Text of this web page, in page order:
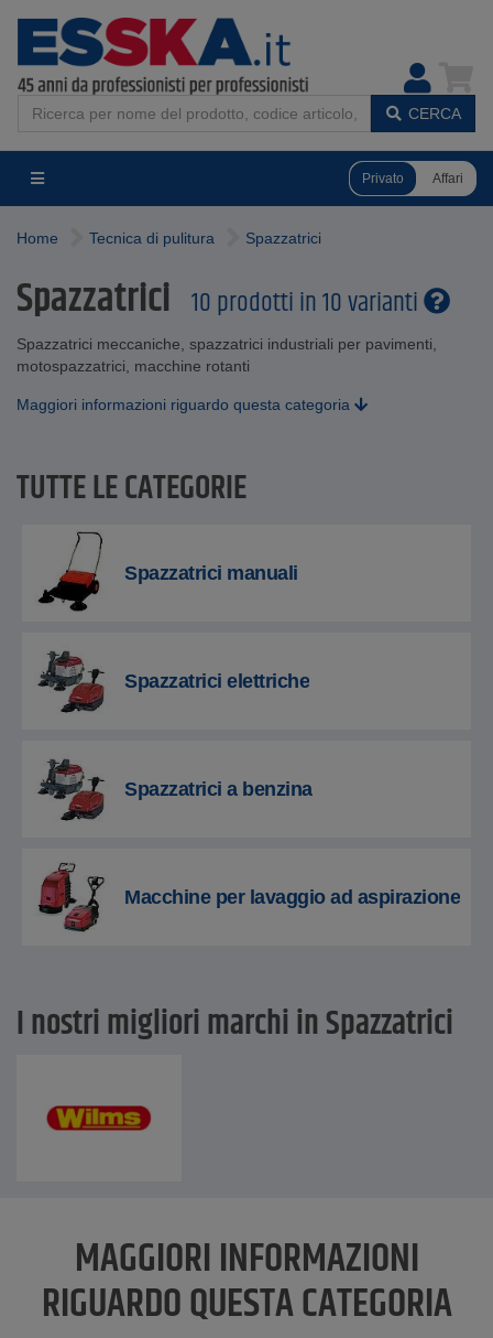
CERCA
Privato Affari
Home Tecnica di pulitura Spazzatrici
Spazzatrici 10 prodotti in 10 varianti
Spazzatrici meccaniche, spazzatrici industriali per pavimenti,
motospazzatrici, macchine rotanti
Maggiori informazioni riguardo questa categoria
TUTTE LE CATEGORIE
Spazzatrici manuali
Spazzatrici elettriche
Spazzatrici a benzina
Macchine per lavaggio ad aspirazione
I nostri migliori marchi in Spazzatrici
MAGGIORI INFORMAZIONI
RIGUARDO QUESTA CATEGORIA